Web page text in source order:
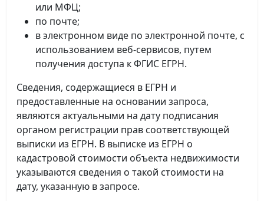
или МФЦ;
по почте;
в электронном виде по электронной почте, с
использованием веб-сервисов, путем
получения доступа к ФГИС ЕГРН.
Сведения, содержащиеся в ЕГРН и
предоставленные на основании запроса,
являются актуальными на дату подписания
органом регистрации прав соответствующей
выписки из ЕГРН. В выписке из ЕГРН о
кадастровой стоимости объекта недвижимости
указываются сведения о такой стоимости на
дату, указанную в запросе.